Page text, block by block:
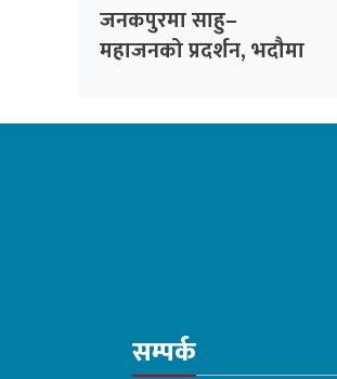
जनकपुरमा साहु–
महाजनको प्रदर्शन, भदौमा
सम्पर्क